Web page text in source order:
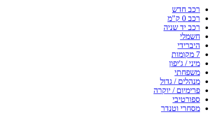
רכב חדש
רכב 0 ק"מ
רכב יד שניה
חשמלי
היברידי
7 מקומות
מיני / ג'יפון
משפחתי
מנהלים / גדול
פרימיום / יוקרה
ספורטיבי
מסחרי וטנדר